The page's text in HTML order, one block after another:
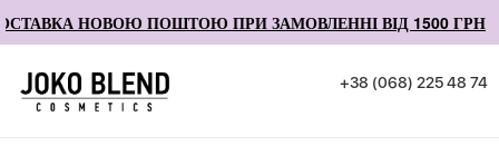
НОВОЮ ПОШТОЮ ПРИ ЗАМОВЛЕННІ ВІД 1500 ГРН
+38 (068) 225 48 74